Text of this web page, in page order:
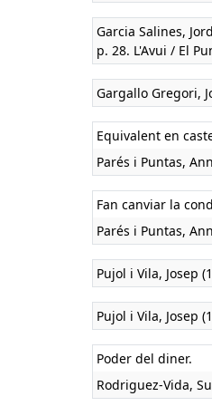
Garcia Salines,
p. 28. L'Avui / El
Gargallo Gregori,
Equivalent en
Parés i Puntas,
Fan canviar la
Parés i Puntas,
Pujol i Vila, Josep
Pujol i Vila, Josep
Poder del diner.
Rodriguez-Vida,